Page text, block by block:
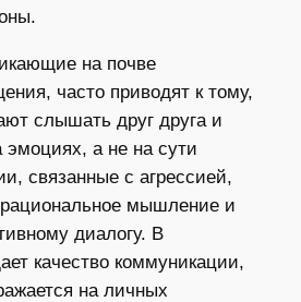
на почве
часто приводят к тому,
слышать друг друга и
а не на сути
связанные с агрессией,
рациональное мышление и
диалогу. В
качество коммуникации,
на личных